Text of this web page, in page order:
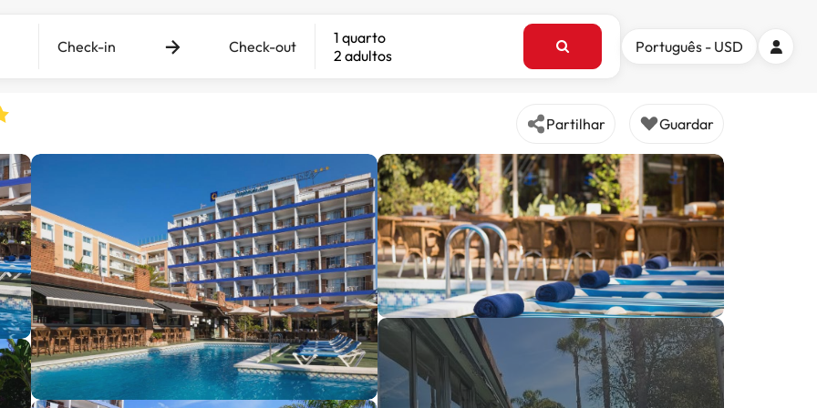
Check-in Check-out
1 quarto
2 adultos
Português - USD
Partilhar Guardar